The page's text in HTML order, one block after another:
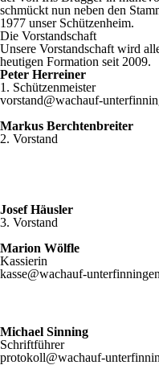
schmückt nun neben den
1977 unser Schützenheim.
Die Vorstandschaft
Unsere Vorstandschaft wird
heutigen Formation seit 2009.
Peter Herreiner
1. Schützenmeister
vorstand@wachauf-
Markus Berchtenbreiter
2. Vorstand
Josef Häusler
3. Vorstand
Marion Wölfle
Kassierin
kasse@wachauf-
Michael Sinning
Schriftführer
protokoll@wachauf-